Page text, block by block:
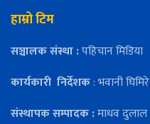
हाम्रो टिम
सञ्चालक संस्था :पहिचान मिडिया
कार्यकारी निर्देशक: भवानी घिमिरे
संस्थापक सम्पादक :माधव दुलाल